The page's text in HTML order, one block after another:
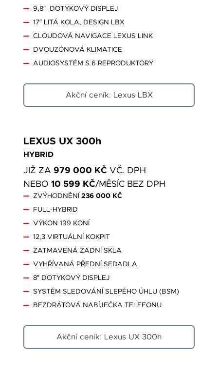
9,8″ DOTYKOVÝ DISPLEJ
17″ LITÁ KOLA, DESIGN LBX
CLOUDOVÁ NAVIGACE LEXUS LINK
DVOUZÓNOVÁ KLIMATICE
AUDIOSYSTÉM S 6 REPRODUKTORY
Akční ceník: Lexus LBX
LEXUS UX 300h
HYBRID
JIŽ ZA 979 000 KČ VČ. DPH
NEBO 10 599 KČ/MĚSÍC BEZ DPH
ZVÝHODNĚNÍ236 000 KČ
FULL-HYBRID
VÝKON 199 KONÍ
12,3 VIRTUÁLNÍ KOKPIT
ZATMAVENÁ ZADNÍ SKLA
VYHŘÍVANÁ PŘEDNÍ SEDADLA
8″ DOTYKOVÝ DISPLEJ
SYSTÉM SLEDOVÁNÍ SLEPÉHO ÚHLU (BSM)
BEZDRÁTOVÁ NABÍJEČKA TELEFONU
Akční ceník: Lexus UX 300h